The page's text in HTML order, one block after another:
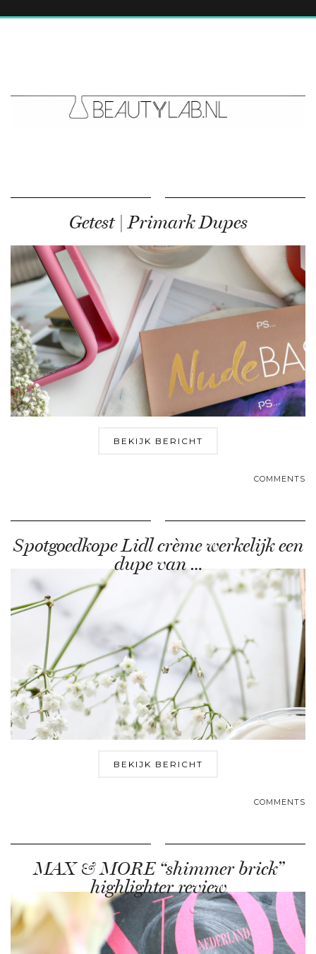
Getest | Primark Dupes
BEKIJK BERICHT
COMMENTS
Spotgoedkope Lidl crème werkelijk een
dupe van …
BEKIJK BERICHT
COMMENTS
MAX & MORE “shimmer brick”
highlighter review